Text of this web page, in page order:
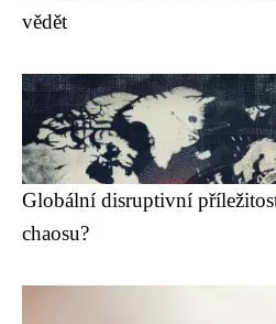
vědět
Globální disruptivní
chaosu?